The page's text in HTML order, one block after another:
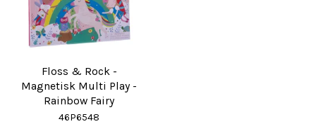
Floss & Rock -
Magnetisk Multi Play -
Rainbow Fairy
46P6548